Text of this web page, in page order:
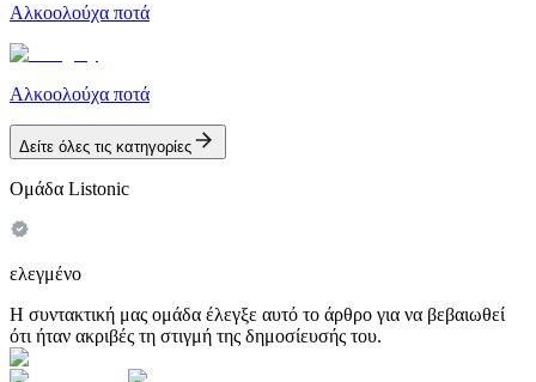
Αλκοολούχα ποτά
Αλκοολούχα ποτά
Δείτε όλες τις κατηγορίες
Ομάδα Listonic
ελεγμένο
Η συντακτική μας ομάδα έλεγξε αυτό το άρθρο για να βεβαιωθεί
ότι ήταν ακριβές τη στιγμή της δημοσίευσής του.